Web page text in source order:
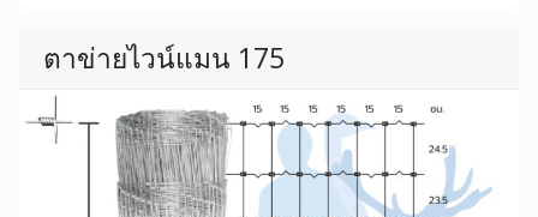
ตาข่ายไวน์แมน 175